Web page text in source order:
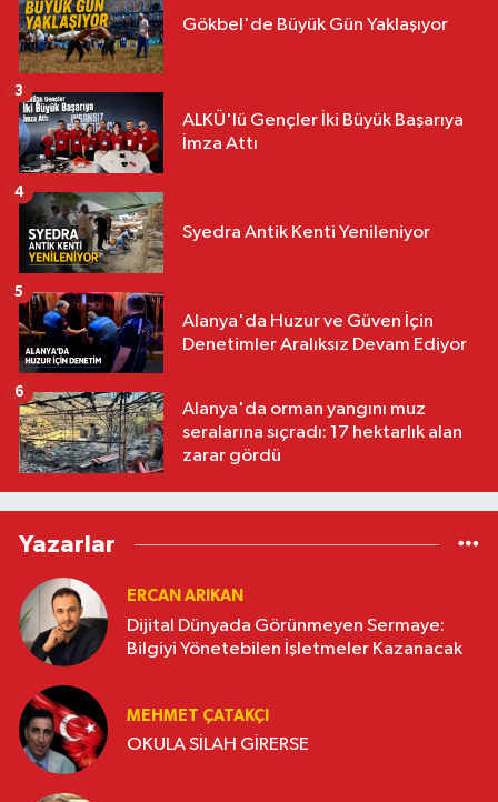
Gökbel'de Büyük Gün Yaklaşıyor
ALKÜ'lü Gençler İki Büyük Başarıya
İmza Attı
3
Syedra Antik Kenti Yenileniyor
4
Alanya'da Huzur ve Güven İçin
Denetimler Aralıksız Devam Ediyor
5
Alanya'da orman yangını muz
seralarına sıçradı: 17 hektarlık alan
zarar gördü
6
Yazarlar
ERCAN ARIKAN
Dijital Dünyada Görünmeyen Sermaye:
Bilgiyi Yönetebilen İşletmeler Kazanacak
MEHMET ÇATAKÇI
OKULA SİLAH GİRERSE